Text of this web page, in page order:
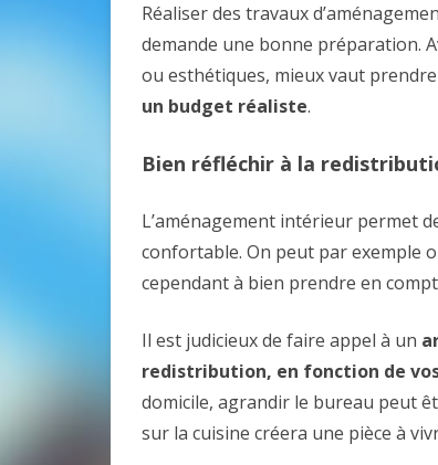
Réaliser des travaux
demande une bonne préparation.
ou esthétiques, mieux vaut prendre
un budget réaliste.
Bien réfléchir à la
L’aménagement intérieur permet
confortable. On peut par exemple
cependant à bien prendre en
Il est judicieux de faire appel à un
redistribution, en fonction de
domicile, agrandir le bureau peut
sur la cuisine créera une pièce à